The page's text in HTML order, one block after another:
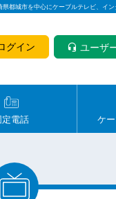
県都城市を中心にケーブルテレビ、イ
グイン ユーザ
定電話 ケ